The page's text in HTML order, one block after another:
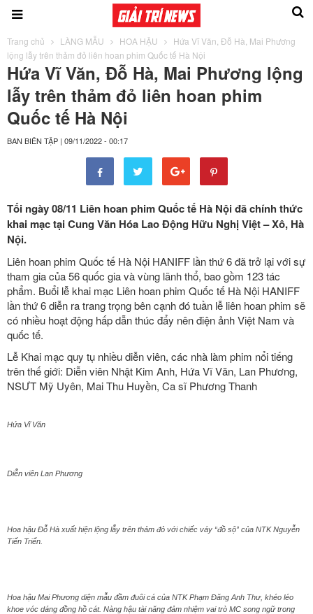
Trang chủ LÀNG MẪU HOA HẬU
Hứa Vĩ Văn, Đỗ Hà, Mai Phương
lộng lẫy trên thảm đỏ liên hoan phim Quốc tế Hà Nội
Hứa Vĩ Văn, Đỗ Hà, Mai Phương lộng
lẫy trên thảm đỏ liên hoan phim
Quốc tế Hà Nội
BAN BIÊN TẬP | 09/11/2022 - 00:17
Tối ngày 08/11 Liên hoan phim Quốc tế Hà Nội đã chính thức
khai mạc tại Cung Văn Hóa Lao Động Hữu Nghị Việt – Xô, Hà
Nội.
Liên hoan phim Quốc tế Hà Nội HANIFF lần thứ 6 đã trở lại với sự
tham gia của 56 quốc gia và vùng lãnh thổ, bao gồm 123 tác
phẩm. Buổi lễ khai mạc Liên hoan phim Quốc tế Hà Nội HANIFF
lần thứ 6 diễn ra trang trọng bên cạnh đó tuần lễ liên hoan phim sẽ
có nhiều hoạt động hấp dẫn thúc đẩy nên điện ảnh Việt Nam và
quốc tế.
Lễ Khai mạc quy tụ nhiều diễn viên, các nhà làm phim nổi tiếng
trên thế giới: Diễn viên Nhật Kim Anh, Hứa Vĩ Văn, Lan Phương,
NSƯT Mỹ Uyên, Mai Thu Huyền, Ca sĩ Phương Thanh
Hứa Vĩ Văn
Diễn viên Lan Phương
Hoa hậu Đỗ Hà xuất hiện lộng lẫy trên thảm đỏ với chiếc váy “đồ sộ” của NTK Nguyễn
Tiến Triển.
Hoa hậu Mai Phương diện mẫu đầm đuôi cá của NTK Phạm Đăng Anh Thư, khéo léo
khoe vóc dáng đồng hồ cát. Nàng hậu tài năng đảm nhiệm vai trò MC song ngữ trong